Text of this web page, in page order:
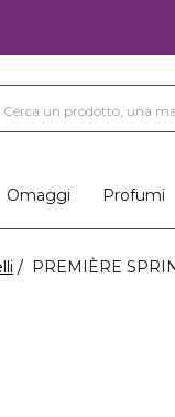
Omaggi Profumi
PREMIÈRE